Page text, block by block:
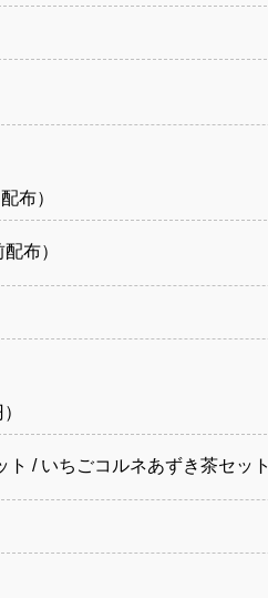
布）
布）
/ いちごコルネあずき茶セット